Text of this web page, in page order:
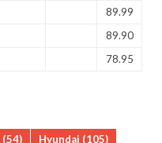
89.99
89.90
78.95
(54) Hyundai (105)